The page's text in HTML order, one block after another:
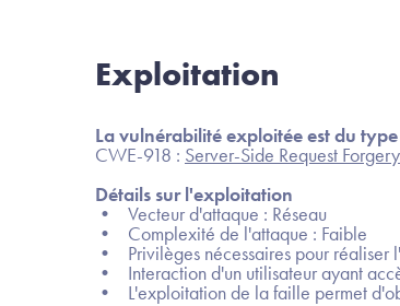
Exploitation
La vulnérabilité exploitée est du type
CWE-918 : Server-Side Request Forgery
Détails sur l'exploitation
• Vecteur d'attaque : Réseau
• Complexité de l'attaque : Faible
• Privilèges nécessaires pour réaliser
• Interaction d'un utilisateur ayant
• L'exploitation de la faille permet